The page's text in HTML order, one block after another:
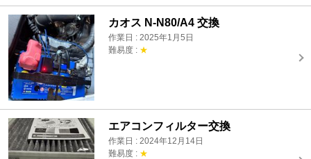
カオス N-N80/A4 交換
作業日 : 2025年1月5日
難易度 : ★
エアコンフィルター交換
作業日 : 2024年12月14日
難易度 : ★